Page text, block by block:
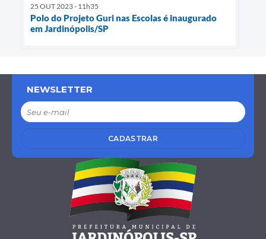
25 OUT 2023 - 11h35
Polo do Projeto Guri nas Escolas é inaugurado
em Jardinópolis/SP
NEWSLETTER
CADASTRAR